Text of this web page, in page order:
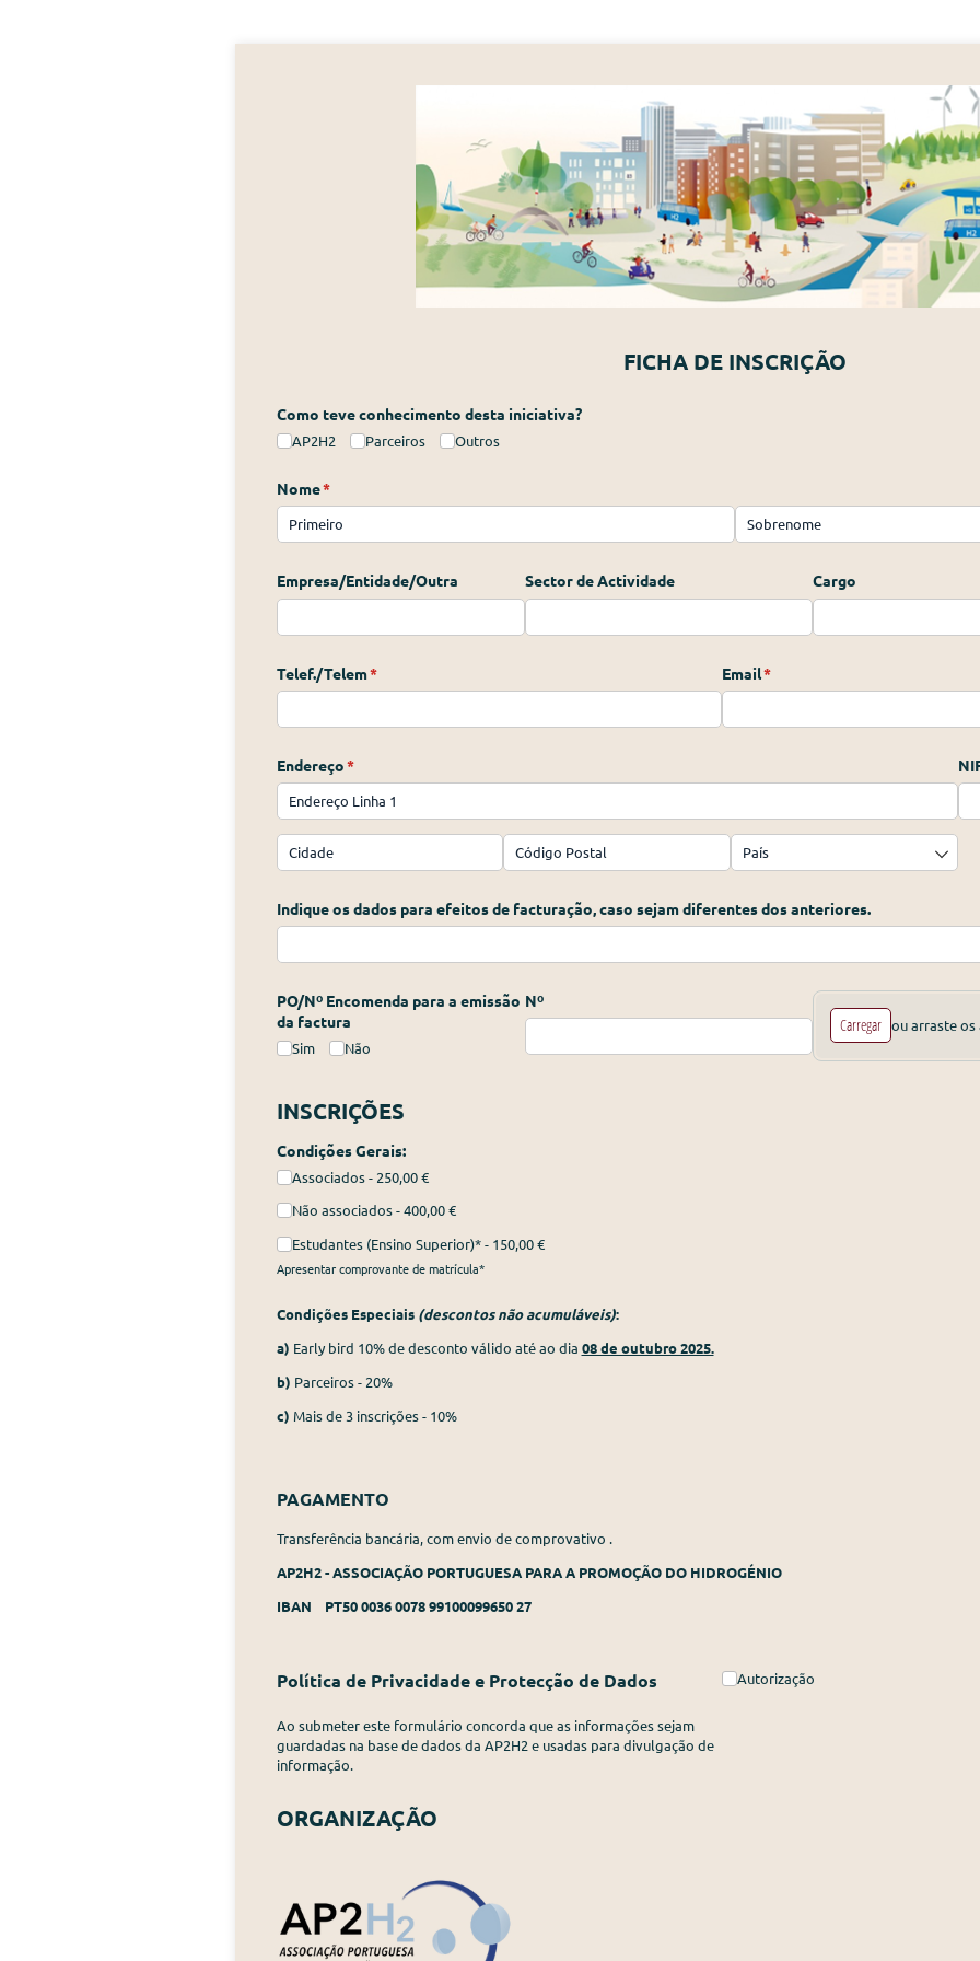
FICHA DE INSCRIÇÃO
Como teve conhecimento desta iniciativa?
AP2H2 Parceiros Outros
Nome*
(obrigatório)
Empresa/​Entidade/​Outra Sector de Actividade Cargo
Telef./​Telem*
(obrigatório) Email*
(obrigatório)
Endereço*
(obrigatório)
Indique os dados para efeitos de facturação, caso sejam diferentes dos anteriores.
PO/​Nº Encomenda para a emissão
da factura
Sim Não
Nº File
Carregar ou arraste os
INSCRIÇÕES
Condições Gerais:
Associados
250,00 €
Não associados
400,00 €
Estudantes (Ensino Superior)*
150,00 €
Apresentar comprovante de matrícula*
Condições Especiais (descontos não acumuláveis):
a) Early bird 10% de desconto válido até ao dia 08 de outubro 2025.
b) Parceiros - 20%
c) Mais de 3 inscrições - 10%
PAGAMENTO
Transferência bancária, com envio de comprovativo .
AP2H2 - ASSOCIAÇÃO PORTUGUESA PARA A PROMOÇÃO DO HIDROGÉNIO
IBAN PT50 0036 0078 99100099650 27
Política de Privacidade e Protecção de Dados
Ao submeter este formulário concorda que as informações sejam
guardadas na base de dados da AP2H2 e usadas para divulgação de
informação.
Autorização
Autorização
ORGANIZAÇÃO